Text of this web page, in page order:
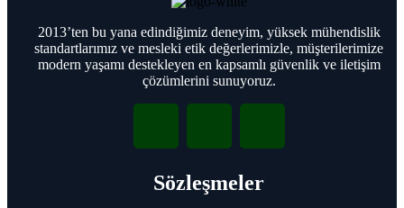
Grundig Dome Turret Kameraları
Grundig Bullet Kameraları
Grundig PTZ Kameraları
Grundig Termal Kameraları
Grundig NVR
Grundig 25,6 cm (10,1") Monitör
Grundig 61 cm (23,8") Monitör
2013’ten bu yana edindiğimiz deneyim, yüksek mühendislik
standartlarımız ve mesleki etik değerlerimizle, müşterilerimize
modern yaşamı destekleyen en kapsamlı güvenlik ve iletişim
çözümlerini sunuyoruz.
Sözleşmeler